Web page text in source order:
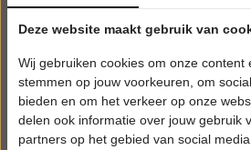
Deze website maakt gebruik van
Wij gebruiken cookies om onze content
stemmen op jouw voorkeuren, om
bieden en om het verkeer op onze
delen ook informatie over jouw gebruik
partners op het gebied van social